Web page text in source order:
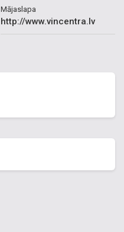
Mājaslapa
http://www.vincentra.lv